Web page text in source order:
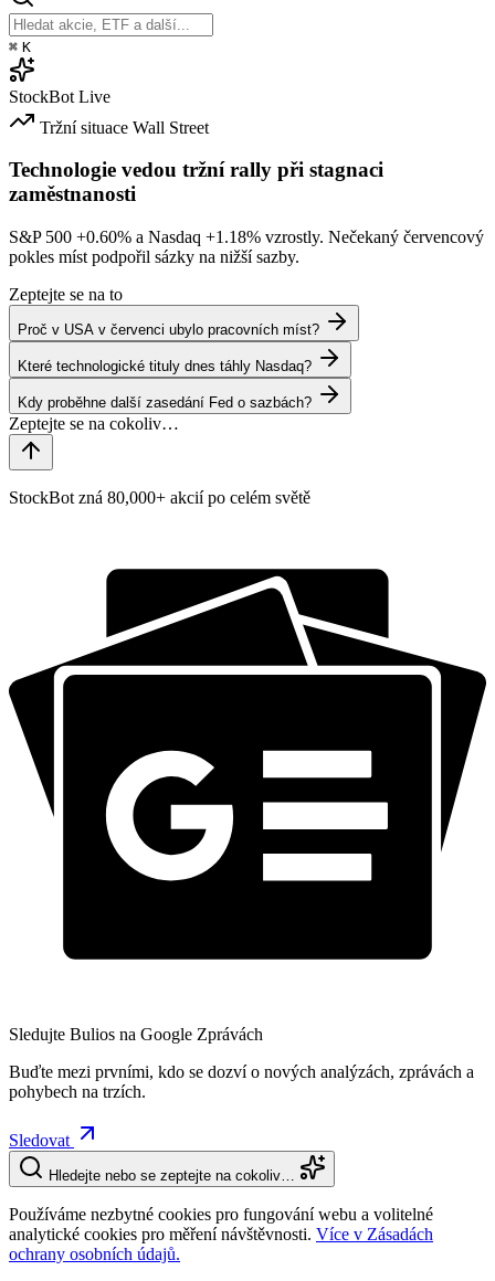
⌘ K
StockBot Live
Tržní situace Wall Street
Technologie vedou tržní rally při stagnaci
zaměstnanosti
S&P 500 +0.60% a Nasdaq +1.18% vzrostly. Nečekaný červencový
pokles míst podpořil sázky na nižší sazby.
Zeptejte se na to
Proč v USA v červenci ubylo pracovních míst?
Které technologické tituly dnes táhly Nasdaq?
Kdy proběhne další zasedání Fed o sazbách?
StockBot zná 80,000+ akcií po celém světě
Sledujte Bulios na Google Zprávách
Buďte mezi prvními, kdo se dozví o nových analýzách, zprávách a
pohybech na trzích.
Sledovat
Hledejte nebo se zeptejte na cokoliv…
Používáme nezbytné cookies pro fungování webu a volitelné
analytické cookies pro měření návštěvnosti. Více v Zásadách
ochrany osobních údajů.